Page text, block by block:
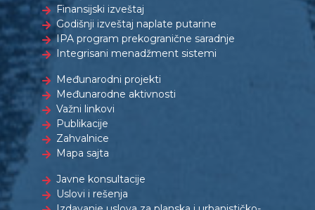
Finansijski izveštaj
Godišnji izveštaj naplate putarine
IPA program prekogranične saradnje
Integrisani menadžment sistemi
Međunarodni projekti
Međunarodne aktivnosti
Važni linkovi
Publikacije
Zahvalnice
Mapa sajta
Javne konsultacije
Uslovi i rešenja